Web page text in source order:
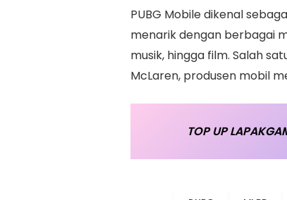
PUBG Mobile dikenal
menarik dengan berbagai
musik, hingga film. Salah
McLaren, produsen mobil
TOP UP